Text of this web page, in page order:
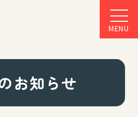
MENU
お知らせ